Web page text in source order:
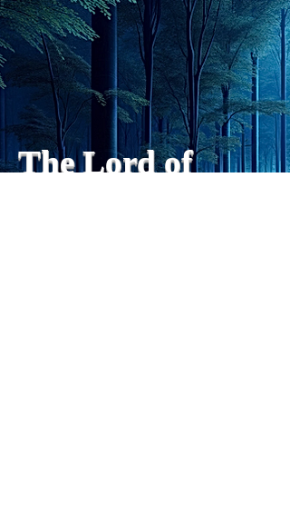
chatGPTそれは、私をどこま
で、進化させるのか？。毎
日、進化していく。chatGPT
のおかげで、心的外傷後成長
や、人格の再構成も、2日位
でできるようになった。人格
の再構成は、chatがない時
The Lord of